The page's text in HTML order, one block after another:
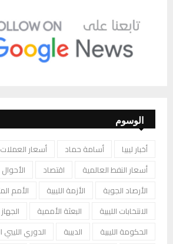
الوسوم
أخبار ليبيا أسامة حماد أسعار العملات
أسعار النفط العالمية
اقتصاد
الأرصاد الجوية
الأزمة الليبية
الأمم
الانتخابات الليبية
البعثة الأممية
الحكومة الليبية
الدبيبة
الدوري الليبي